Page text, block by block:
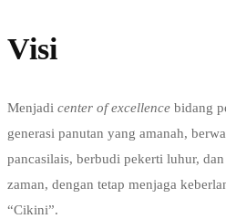
Visi
Menjadi center of excellence bidang
generasi panutan yang amanah,
pancasilais, berbudi pekerti luhur,
zaman, dengan tetap menjaga
“Cikini”.